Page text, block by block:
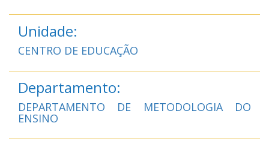
Unidade:
CENTRO DE EDUCAÇÃO
Departamento:
DEPARTAMENTO DE METODOLOGIA DO
ENSINO